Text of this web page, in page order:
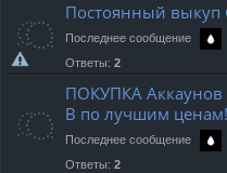
Постоянный выкуп
Последнее сообщение
Ответы: 2
ПОКУПКА
В по лучшим ценам!
Последнее сообщение
Ответы: 2